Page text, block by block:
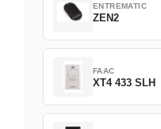
ENTREMATIC
ZEN2
FAAC
XT4 433 SLH